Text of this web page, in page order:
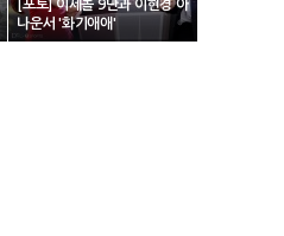
[포토] 이세돌 9단과 이현경 아
나운서 '화기애애'